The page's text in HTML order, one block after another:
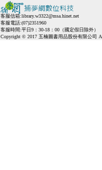
客服信箱:library.w3322@msa.hinet.net
客服電話:(07)2351960
客服時間:平日9：30-18：00（國定假日除外）
Copyright © 2017 五楠圖書用品股份有限公司